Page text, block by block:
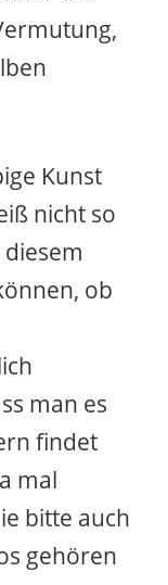
Kunst
nicht so
ob
man es
findet
mal
bitte auch
gehören